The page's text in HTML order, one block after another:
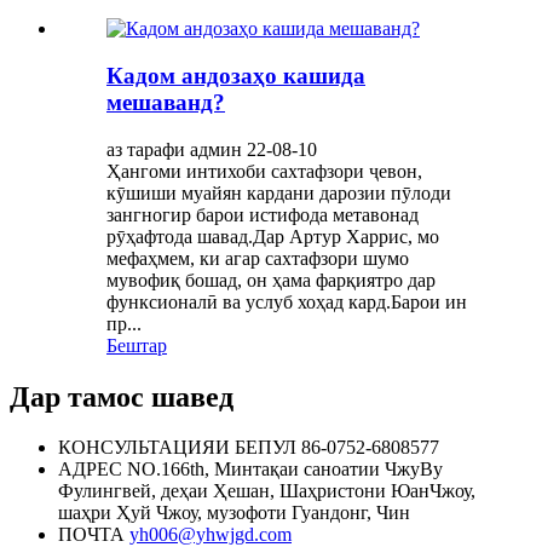
Кадом андозаҳо кашида
мешаванд?
аз тарафи админ 22-08-10
Ҳангоми интихоби сахтафзори ҷевон,
кӯшиши муайян кардани дарозии пӯлоди
зангногир барои истифода метавонад
рӯҳафтода шавад.Дар Артур Харрис, мо
мефаҳмем, ки агар сахтафзори шумо
мувофиқ бошад, он ҳама фарқиятро дар
функсионалӣ ва услуб хоҳад кард.Барои ин
пр...
Бештар
Дар тамос шавед
КОНСУЛЬТАЦИЯИ БЕПУЛ 86-0752-6808577
АДРЕС NO.166th, Минтақаи саноатии ЧжуВу
Фулингвей, деҳаи Ҳешан, Шаҳристони ЮанЧжоу,
шаҳри Ҳуй Чжоу, музофоти Гуандонг, Чин
ПОЧТА yh006@yhwjgd.com